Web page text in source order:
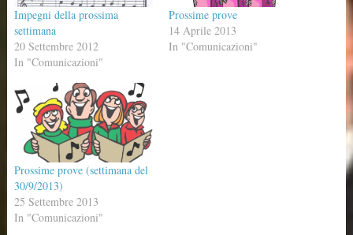
Impegni della prossima
settimana
20 Settembre 2012
In "Comunicazioni"
Prossime prove
14 Aprile 2013
In "Comunicazioni"
Prossime prove (settimana del
30/9/2013)
25 Settembre 2013
In "Comunicazioni"